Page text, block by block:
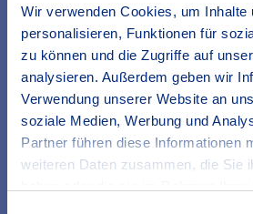
Wir verwenden Cookies, um Inhalte
personalisieren, Funktionen für
zu können und die Zugriffe auf
analysieren. Außerdem geben wir
Verwendung unserer Website an
soziale Medien, Werbung und
Partner führen diese Informationen
weiteren Daten zusammen, die Sie